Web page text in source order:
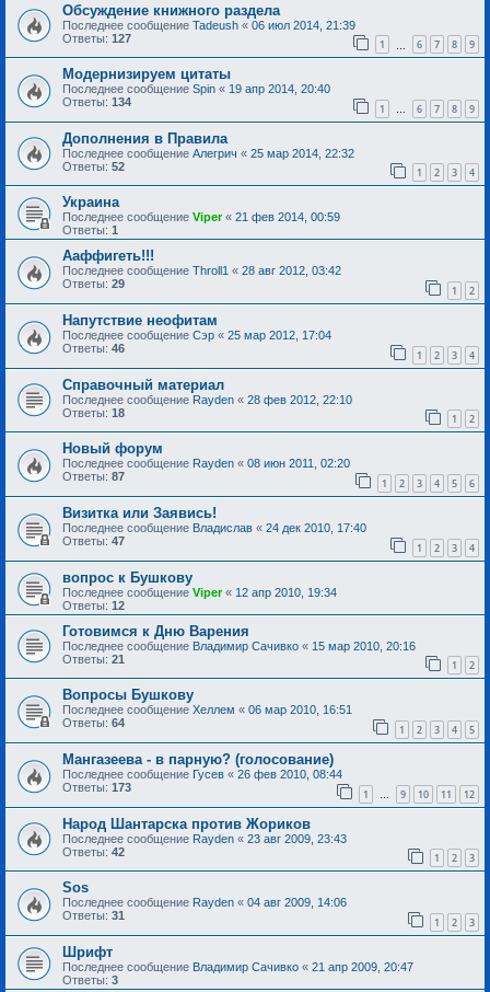
Обсуждение книжного раздела
Последнее сообщение Tadeush « 06 июл 2014, 21:39
Ответы: 127 1 6 7 8 9
Модернизируем цитаты
Последнее сообщение Spin « 19 апр 2014, 20:40
Ответы: 134 1 … 6 7 8 9
Дополнения в Правила
Последнее сообщение Алегрич « 25 мар 2014, 22:32
Ответы: 52 1 2 3 4
Украина
Последнее сообщение Viper« 21 фев 2014, 00:59
Ответы: 1
Ааффигеть!!!
Последнее сообщение Throll1 « 28 авг 2012, 03:42
Ответы: 29 1 2
Напутствие неофитам
Последнее сообщение Сэр « 25 мар 2012, 17:04
Ответы: 46 1 2 3 4
Справочный материал
Последнее сообщение Rayden « 28 фев 2012, 22:10
Ответы: 18 1 2
Новый форум
Последнее сообщение Rayden « 08 июн 2011, 02:20
Ответы: 87 1 2 3 4 5 6
Визитка или Заявись!
Последнее сообщение Владислав « 24 дек 2010, 17:40
Ответы: 47 1 2 3 4
вопрос к Бушкову
Последнее сообщение Viper« 12 апр 2010, 19:34
Ответы: 12
Готовимся к Дню Варения
Последнее сообщение Владимир Сачивко « 15 мар 2010, 20:16
Ответы: 21 1 2
Вопросы Бушкову
Последнее сообщение Хеллем « 06 мар 2010, 16:51
Ответы: 64 1 2 3 4 5
Мангазеева - в парную? (голосование)
Последнее сообщение Гусев « 26 фев 2010, 08:44
Ответы: 173 1 … 9 10 11 12
Народ Шантарска против Жориков
Последнее сообщение Rayden « 23 авг 2009, 23:43
Ответы: 42 1 2 3
Sоs
Последнее сообщение Rayden « 04 авг 2009, 14:06
Ответы: 31 1 2 3
Шрифт
Последнее сообщение Владимир Сачивко « 21 апр 2009, 20:47
Ответы: 3